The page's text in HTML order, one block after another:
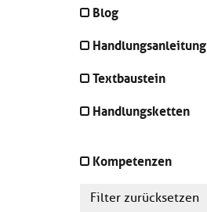
Blog
Handlungsanleitung
Textbaustein
Handlungsketten
Kompetenzen
Filter zurücksetzen